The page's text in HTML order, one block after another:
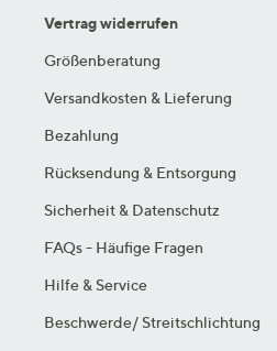
Vertrag widerrufen
Größenberatung
Versandkosten & Lieferung
Bezahlung
Rücksendung & Entsorgung
Sicherheit & Datenschutz
FAQs - Häufige Fragen
Hilfe & Service
Beschwerde/ Streitschlichtung